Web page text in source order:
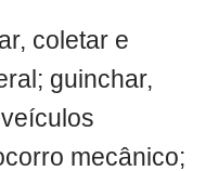
coletar e
guinchar,
mecânico;